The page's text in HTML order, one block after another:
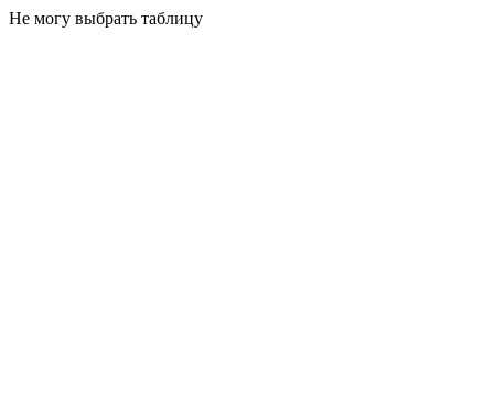
Не могу выбрать таблицу